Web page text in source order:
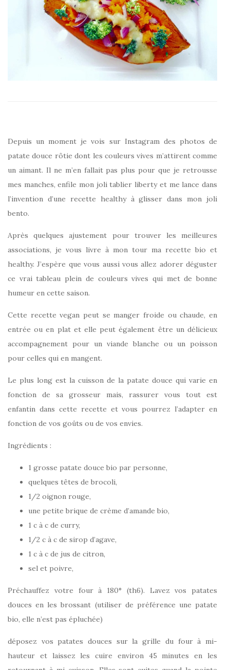
Depuis un moment je vois sur Instagram des photos de
patate douce rôtie dont les couleurs vives m’attirent comme
un aimant. Il ne m’en fallait pas plus pour que je retrousse
mes manches, enfile mon joli tablier liberty et me lance dans
l’invention d’une recette healthy à glisser dans mon joli
bento.
Après quelques ajustement pour trouver les meilleures
associations, je vous livre à mon tour ma recette bio et
healthy. J’espère que vous aussi vous allez adorer déguster
ce vrai tableau plein de couleurs vives qui met de bonne
humeur en cette saison.
Cette recette vegan peut se manger froide ou chaude, en
entrée ou en plat et elle peut également être un délicieux
accompagnement pour un viande blanche ou un poisson
pour celles qui en mangent.
Le plus long est la cuisson de la patate douce qui varie en
fonction de sa grosseur mais, rassurer vous tout est
enfantin dans cette recette et vous pourrez l’adapter en
fonction de vos goûts ou de vos envies.
Ingrédients :
1 grosse patate douce bio par personne,
quelques têtes de brocoli,
1/2 oignon rouge,
une petite brique de crème d’amande bio,
1 c à c de curry,
1/2 c à c de sirop d’agave,
1 c à c de jus de citron,
sel et poivre,
Préchauffez votre four à 180° (th6). Lavez vos patates
douces en les brossant (utiliser de préférence une patate
bio, elle n’est pas épluchée)
déposez vos patates douces sur la grille du four à mi-
hauteur et laissez les cuire environ 45 minutes en les